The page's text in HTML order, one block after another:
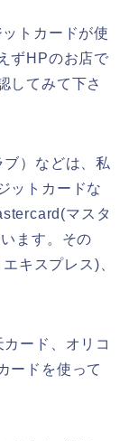
トカードが使
ずHPのお店で
してみて下さ
）などは、私
ットカードな
マスタ
ます。その
キスプレス)、
ード、オリコ
ードを使って